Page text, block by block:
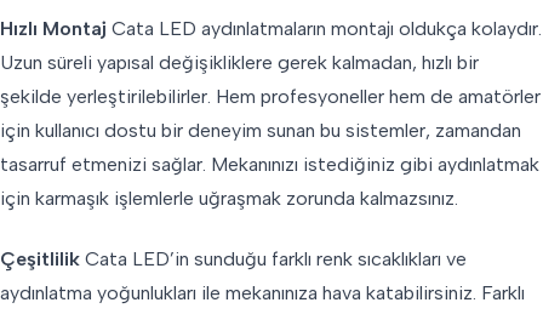
Hızlı Montaj Cata LED aydınlatmaların montajı oldukça kolaydır.
Uzun süreli yapısal değişikliklere gerek kalmadan, hızlı bir
şekilde yerleştirilebilirler. Hem profesyoneller hem de amatörler
için kullanıcı dostu bir deneyim sunan bu sistemler, zamandan
tasarruf etmenizi sağlar. Mekanınızı istediğiniz gibi aydınlatmak
için karmaşık işlemlerle uğraşmak zorunda kalmazsınız.
Çeşitlilik Cata LED’in sunduğu farklı renk sıcaklıkları ve
aydınlatma yoğunlukları ile mekanınıza hava katabilirsiniz. Farklı